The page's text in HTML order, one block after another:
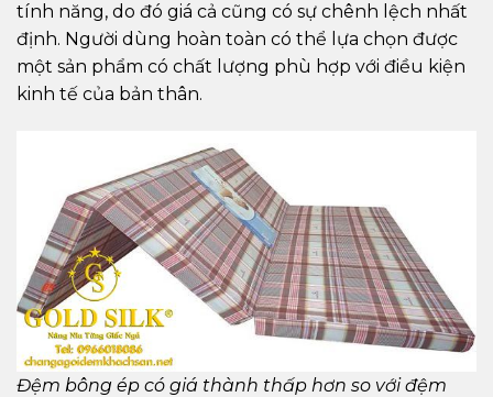
tính năng, do đó giá cả cũng có sự chênh lệch nhất
định. Người dùng hoàn toàn có thể lựa chọn được
một sản phẩm có chất lượng phù hợp với điều kiện
kinh tế của bản thân.
Đệm bông ép có giá thành thấp hơn so với đệm